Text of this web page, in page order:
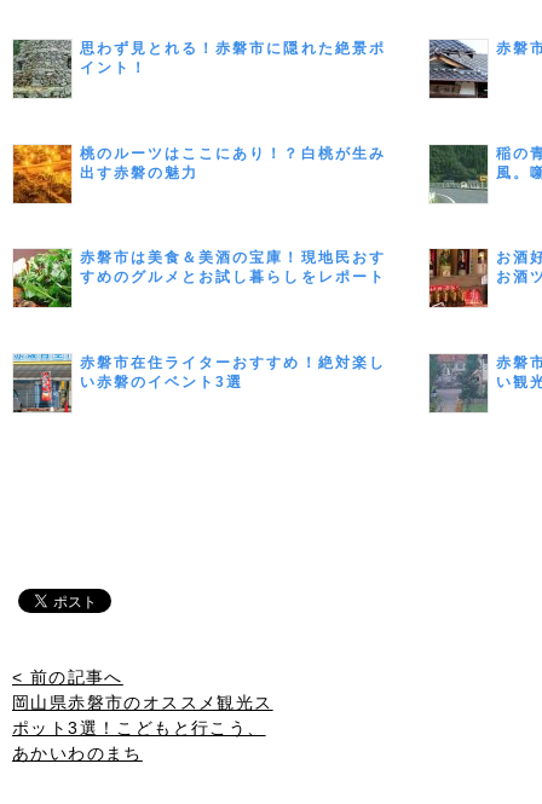
思わず見とれる！赤磐市に隠れた絶景ポ
イント！
赤磐
桃のルーツはここにあり！？白桃が生み
出す赤磐の魅力
稲の
風。
赤磐市は美食＆美酒の宝庫！現地民おす
すめのグルメとお試し暮らしをレポート
お酒
お酒
赤磐市在住ライターおすすめ！絶対楽し
い赤磐のイベント3選
赤磐
い観
< 前の記事へ
岡山県赤磐市のオススメ観光ス
ポット3選！こどもと行こう、
あかいわのまち